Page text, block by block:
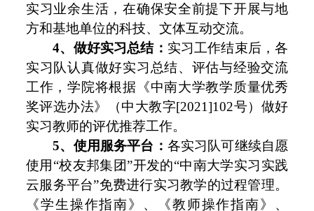
实习业余生活，在确保安全前提下开展与地
方和基地单位的科技、文体互动交流。
4、做好实习总结： 实习工作结束后，各
实习队认真做好实习总结、评估与经验交流
工作，学院将根据《中南大学教学质量优秀
奖评选办法》（中大教字[2021]102号）做好
实习教师的评优推荐工作。
5、使用服务平台： 各实习队可继续自愿
使用“校友邦集团”开发的“中南大学实习实践
云服务平台”免费进行实习教学的过程管理。
《学生操作指南》、《教师操作指南》、